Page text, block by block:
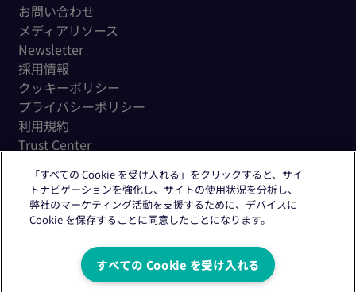
お問い合わせ
メディアリソース
Newsletter
採用情報
クッキーポリシー
プライバシーポリシー
利用規約
Trust Center
Copyright © 2026 Citeline, a NorstellaCompany
「すべての Cookie を受け入れる」をクリックすると、サイ
トナビゲーションを強化し、サイトの使用状況を分析し、
弊社のマーケティング活動を支援するために、デバイスに
Cookie を保存することに同意したことになります。
すべての Cookie を受け入れる